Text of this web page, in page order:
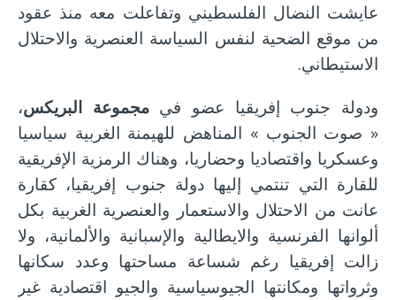
عايشت النضال الفلسطيني وتفاعلت معه منذ عقود
من موقع الضحية لنفس السياسة العنصرية والاحتلال
الاستيطاني.
ودولة جنوب إفريقيا عضو فيمجموعة البريكس،
« صوت الجنوب » المناهض للهيمنة الغربية سياسيا
وعسكريا واقتصاديا وحضاريا، وهناك الرمزية الإفريقية
للقارة التي تنتمي إليها دولة جنوب إفريقيا، كقارة
عانت من الاحتلال والاستعمار والعنصرية الغربية بكل
ألوانها الفرنسية والايطالية والإسبانية والألمانية، ولا
زالت إفريقيا رغم شساعة مساحتها وعدد سكانها
وثرواتها ومكانتها الجيوسياسية والجيو اقتصادية غير